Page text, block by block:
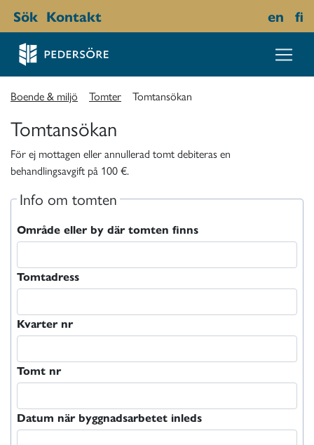
Sök Kontakt en fi
Boende & miljö Tomter Tomtansökan
Tomtansökan
För ej mottagen eller annullerad tomt debiteras en
behandlingsavgift på 100 €.
Info om tomten
Område eller by där tomten finns
Tomtadress
Kvarter nr
Tomt nr
Datum när byggnadsarbetet inleds